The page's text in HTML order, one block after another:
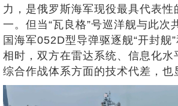
力，是俄罗斯海军现役最具代表性
一。但当“瓦良格”号巡洋舰与此次
国海军052D型导弹驱逐舰“开封舰
相时，双方在雷达系统、信息化水
综合作战体系方面的技术代差，也